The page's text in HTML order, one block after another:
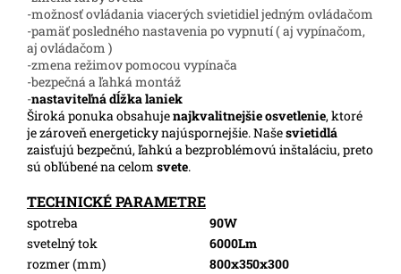
-možnosť ovládania viacerých svietidiel jedným ovládačom
-pamäť posledného nastavenia po vypnutí ( aj vypínačom,
aj ovládačom )
-zmena režimov pomocou vypínača
-bezpečná a ľahká montáž
-nastaviteľná dĺžka laniek
Široká ponuka obsahujenajkvalitnejšie osvetlenie, ktoré
je zároveň energeticky najúspornejšie. Našesvietidlá
zaisťujú bezpečnú, ľahkú a bezproblémovú inštaláciu, preto
sú obľúbené na celom svete.
TECHNICKÉ PARAMETRE
spotreba
90W
svetelný tok
6000Lm
rozmer (mm)
800x350x300